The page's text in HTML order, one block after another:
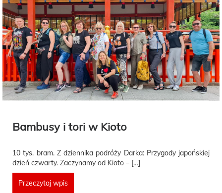
Bambusy i tori w Kioto
10 tys. bram. Z dziennika podróży Darka: Przygody japońskiej
dzień czwarty. Zaczynamy od Kioto – […]
Przeczytaj wpis